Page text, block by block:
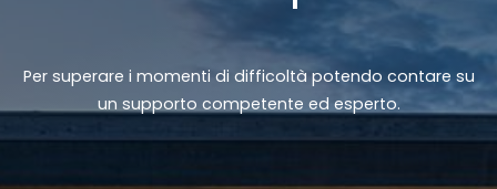
Per superare i momenti di difficoltà potendo contare su
un supporto competente ed esperto.